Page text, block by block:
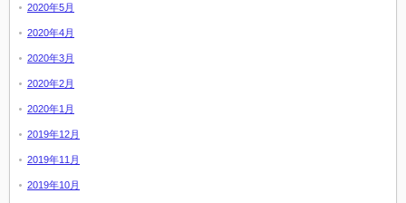
2020年5月
2020年4月
2020年3月
2020年2月
2020年1月
2019年12月
2019年11月
2019年10月